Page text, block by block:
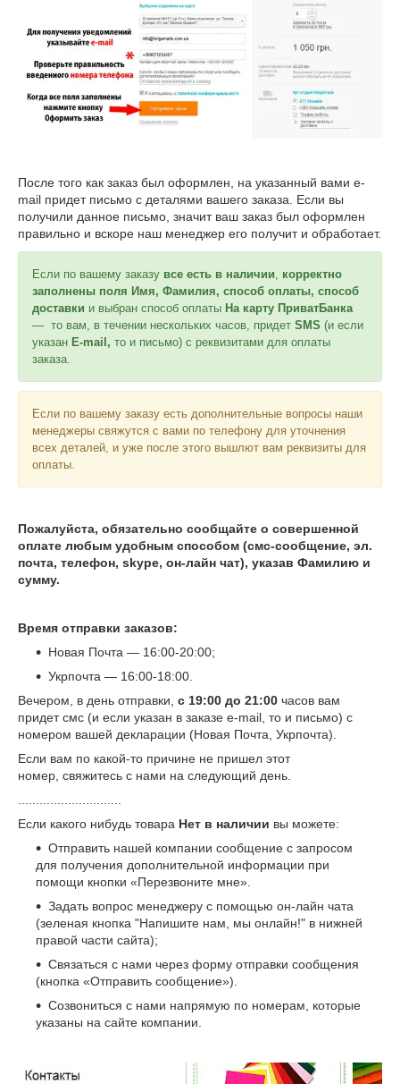
После того как заказ был оформлен, на указанный вами e-
mail придет письмо с деталями вашего заказа. Если вы
получили данное письмо, значит ваш заказ был оформлен
правильно и вскоре наш менеджер его получит и обработает.
Если по вашему заказу все есть в наличии, корректно
заполнены поля Имя, Фамилия, способ оплаты, способ
доставки и выбран способ оплаты На карту ПриватБанка
— то вам, в течении нескольких часов, придет SMS (и если
указан E-mail, то и письмо) с реквизитами для оплаты
заказа.
Если по вашему заказу есть дополнительные вопросы наши
менеджеры свяжутся с вами по телефону для уточнения
всех деталей, и уже после этого вышлют вам реквизиты для
оплаты.
Пожалуйста, обязательно сообщайте о совершенной
оплате любым удобным способом (смс-сообщение, эл.
почта, телефон, skype, он-лайн чат), указав Фамилию и
сумму.
Время отправки заказов:
Новая Почта — 16:00-20:00;
Укрпочта — 16:00-18:00.
Вечером, в день отправки, с 19:00 до 21:00 часов вам
придет смс (и если указан в заказе e-mail, то и письмо) с
номером вашей декларации (Новая Почта, Укрпочта).
Если вам по какой-то причине не пришел этот
номер, свяжитесь с нами на следующий день.
Если какого нибудь товара Нет в наличии вы можете:
Отправить нашей компании сообщение с запросом
для получения дополнительной информации при
помощи кнопки «Перезвоните мне».
Задать вопрос менеджеру с помощью он-лайн чата
(зеленая кнопка "Напишите нам, мы онлайн!" в нижней
правой части сайта);
Связаться с нами через форму отправки сообщения
(кнопка «Отправить сообщение»).
Созвониться с нами напрямую по номерам, которые
указаны на сайте компании.